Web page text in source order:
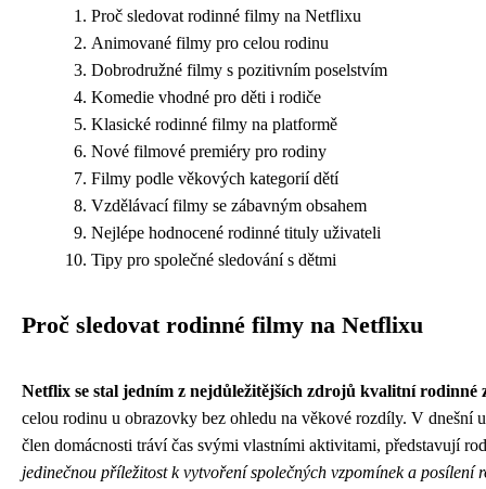
Proč sledovat rodinné filmy na Netflixu
Animované filmy pro celou rodinu
Dobrodružné filmy s pozitivním poselstvím
Komedie vhodné pro děti i rodiče
Klasické rodinné filmy na platformě
Nové filmové premiéry pro rodiny
Filmy podle věkových kategorií dětí
Vzdělávací filmy se zábavným obsahem
Nejlépe hodnocené rodinné tituly uživateli
Tipy pro společné sledování s dětmi
Proč sledovat rodinné filmy na Netflixu
Netflix se stal jedním z nejdůležitějších zdrojů kvalitní rodinné
celou rodinu u obrazovky bez ohledu na věkové rozdíly. V dnešní
člen domácnosti tráví čas svými vlastními aktivitami, představují
jedinečnou příležitost k vytvoření společných vzpomínek a posílení